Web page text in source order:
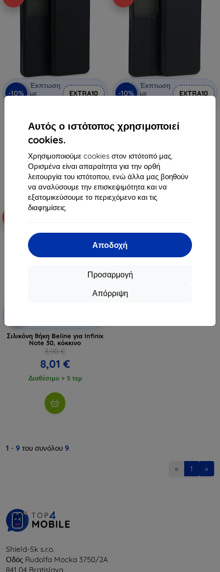
Αυτός ο ιστότοπος χρησιμοποιεί
cookies.
Χρησιμοποιούμε cookies στον ιστότοπό μας.
Ορισμένα είναι απαραίτητα για την ορθή
λειτουργία του ιστότοπου, ενώ άλλα μας βοηθούν
να αναλύσουμε την επισκεψιμότητα και να
εξατομικεύσουμε το περιεχόμενο και τις
διαφημίσεις.
Αποδοχή
Προσαρμογή
Απόρριψη
-10%
Έκπτωση
με
EXTRA10
για Infinix Note 30 Pro μαύρο
8,90 €
8,01 €
Διαθέσιμο > 5 τεμ
-10%
Έκπτωση
με
EXTRA10
για Infinix Note 30 μαύρο
8,90 €
Διαθέσιμο > 5 τεμ
Σιλικόνη θήκη Beline για Infinix
Note 30, κόκκινο
8,90 €
8,01 €
Διαθέσιμο > 5 τεμ
1 - 9 του συνόλου 9.
« 1 »
Shield-Sk s.r.o.
Οδός Rudolfa Mocka 3750/2A
841 04 Bratislava